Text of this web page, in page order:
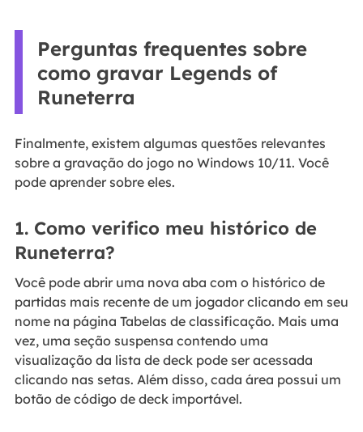
Perguntas frequentes sobre
como gravar Legends of
Runeterra
Finalmente, existem algumas questões relevantes
sobre a gravação do jogo no Windows 10/11. Você
pode aprender sobre eles.
1. Como verifico meu histórico de
Runeterra?
Você pode abrir uma nova aba com o histórico de
partidas mais recente de um jogador clicando em seu
nome na página Tabelas de classificação. Mais uma
vez, uma seção suspensa contendo uma
visualização da lista de deck pode ser acessada
clicando nas setas. Além disso, cada área possui um
botão de código de deck importável.